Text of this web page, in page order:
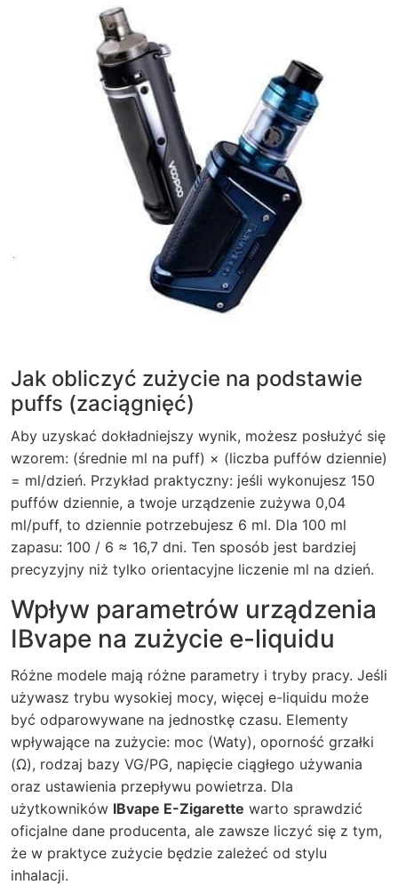
Jak obliczyć zużycie na podstawie
puffs (zaciągnięć)
Aby uzyskać dokładniejszy wynik, możesz posłużyć się
wzorem: (średnie ml na puff) × (liczba puffów dziennie)
= ml/dzień. Przykład praktyczny: jeśli wykonujesz 150
puffów dziennie, a twoje urządzenie zużywa 0,04
ml/puff, to dziennie potrzebujesz 6 ml. Dla 100 ml
zapasu: 100 / 6 ≈ 16,7 dni. Ten sposób jest bardziej
precyzyjny niż tylko orientacyjne liczenie ml na dzień.
Wpływ parametrów urządzenia
IBvape na zużycie e-liquidu
Różne modele mają różne parametry i tryby pracy. Jeśli
używasz trybu wysokiej mocy, więcej e-liquidu może
być odparowywane na jednostkę czasu. Elementy
wpływające na zużycie: moc (Waty), oporność grzałki
(Ω), rodzaj bazy VG/PG, napięcie ciągłego używania
oraz ustawienia przepływu powietrza. Dla
użytkowników IBvape E-Zigarette warto sprawdzić
oficjalne dane producenta, ale zawsze liczyć się z tym,
że w praktyce zużycie będzie zależeć od stylu
inhalacji.